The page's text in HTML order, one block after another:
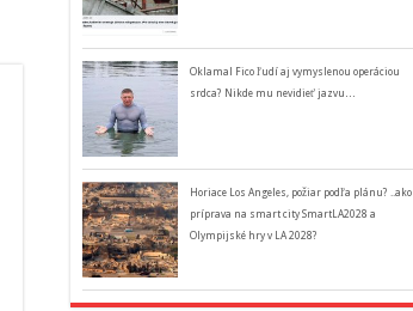
Oklamal Fico ľudí aj vymyslenou operáciou
srdca? Nikde mu nevidieť jazvu…
Horiace Los Angeles, požiar podľa plánu? ..ako
príprava na smart city SmartLA2028 a
Olympijské hry v LA 2028?